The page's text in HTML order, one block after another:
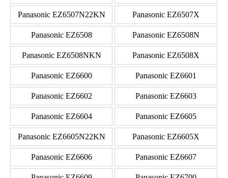
Panasonic EZ6507N22KN Panasonic EZ6507X
Panasonic EZ6508 Panasonic EZ6508N
Panasonic EZ6508NKN Panasonic EZ6508X
Panasonic EZ6600 Panasonic EZ6601
Panasonic EZ6602 Panasonic EZ6603
Panasonic EZ6604 Panasonic EZ6605
Panasonic EZ6605N22KN Panasonic EZ6605X
Panasonic EZ6606 Panasonic EZ6607